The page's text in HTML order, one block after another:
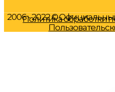
2006 - 2022 ©
Политика обработки